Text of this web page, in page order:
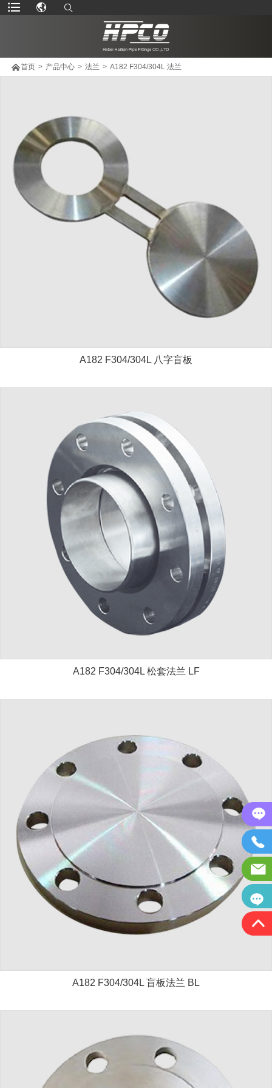
首页 > 产品中心 > 法兰 > A182 F304/304L 法兰
A182 F304/304L 八字盲板
A182 F304/304L 松套法兰 LF
A182 F304/304L 盲板法兰 BL